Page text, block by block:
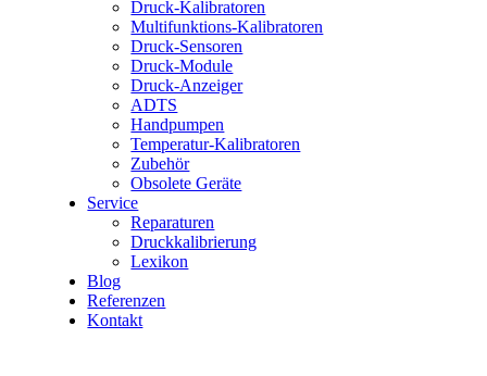
Druck-Kalibratoren
Multifunktions-Kalibratoren
Druck-Sensoren
Druck-Module
Druck-Anzeiger
ADTS
Handpumpen
Temperatur-Kalibratoren
Zubehör
Obsolete Geräte
Service
Reparaturen
Druckkalibrierung
Lexikon
Blog
Referenzen
Kontakt